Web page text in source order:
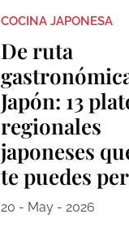
COCINA JAPONESA
De ruta
Japón: 13
regionales
japoneses
te puedes
20 - May - 2026